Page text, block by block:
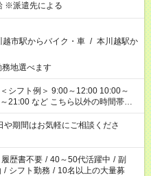
※派遣先による
越市駅からバイク・車 / 本川越駅か
地選べます
ら以外の時間帯も
期間はお気軽にご相談くださ
履歴書不要 / 40～50代活躍中 / 副
/ シフト勤務 / 10名以上の大量募